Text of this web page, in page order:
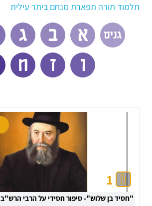
תלמוד תורה תפארת מנחם ביתר עילית
1
"חסיד בן שלוש"- סיפור חסידי על הרבי הרש"ב